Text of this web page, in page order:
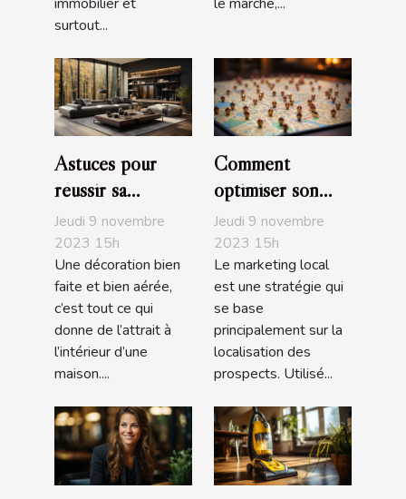
surtout...
Astuces pour
réussir sa
décoration
d'intérieur
Jeudi 9 novembre
2023 15h
Une décoration bien
faite et bien aérée,
c’est tout ce qui
donne de l’attrait à
l’intérieur d’une
maison....
Comment
optimiser son
marketing local ?
Jeudi 9 novembre
2023 15h
Le marketing local
est une stratégie qui
se base
principalement sur la
localisation des
prospects. Utilisé...